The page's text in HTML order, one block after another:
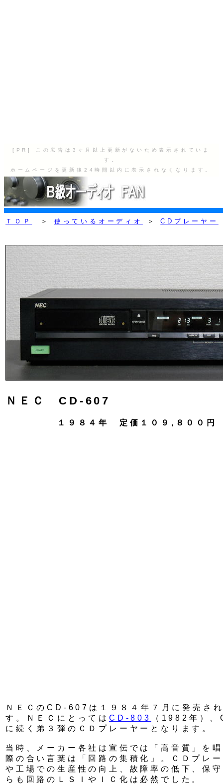
[PR] この広告は3ヶ月以上更新がないため表示されていま
す。
ホームページを更新後24時間以内に表示されなくなります。
ＴＯＰ ＞ 使っているオーディオ ＞CDプレーヤー
ＮＥＣ CD-607
１９８４年 定価１０９,８００円
ＮＥＣのCD-607は１９８４年７月に発売さ
す。ＮＥＣにとっては CD-803
（1982年）
に続く弟３弾のＣＤプレーヤーとなります。
当時、メーカー各社は宣伝では「高音質」を
際の合い言葉は「回路の集積化」。ＣＤプレ
や工場での生産性の向上、故障率の低下、保
らも回路のＬＳＩやＩＣ化は必然でした。